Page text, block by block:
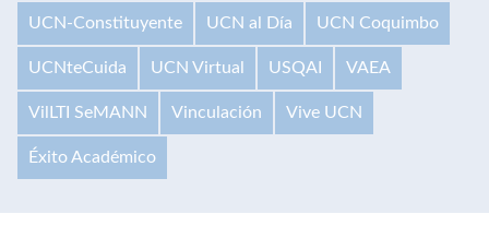
UCN-Constituyente UCN al Día UCN Coquimbo
UCNteCuida UCN Virtual USQAI VAEA
VilLTI SeMANN Vinculación Vive UCN
Éxito Académico